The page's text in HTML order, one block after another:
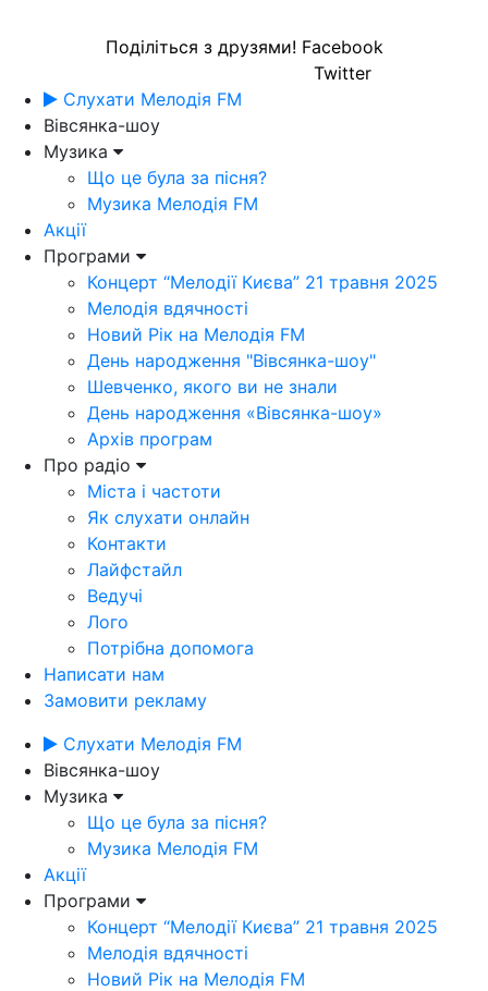
Поділіться з друзями! Facebook
Twitter
Слухати Мелодія FM
Вівсянка-шоу
Музика
Що це була за пісня?
Музика Мелодія FM
Акції
Програми
Концерт “Мелодії Києва” 21 травня 2025
Мелодія вдячності
Новий Рік на Мелодія FM
День народження "Вівсянка-шоу"
Шевченко, якого ви не знали
День народження «Вівсянка-шоу»
Архів програм
Про радіо
Міста і частоти
Як слухати онлайн
Контакти
Лайфстайл
Ведучі
Лого
Потрібна допомога
Написати нам
Замовити рекламу
Слухати Мелодія FM
Вівсянка-шоу
Музика
Що це була за пісня?
Музика Мелодія FM
Акції
Програми
Концерт “Мелодії Києва” 21 травня 2025
Мелодія вдячності
Новий Рік на Мелодія FM